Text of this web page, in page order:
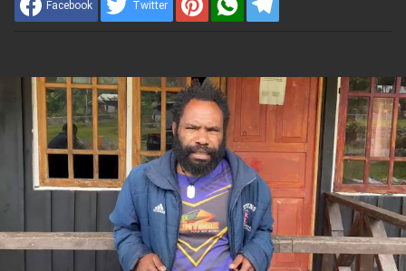
Facebook Twitter